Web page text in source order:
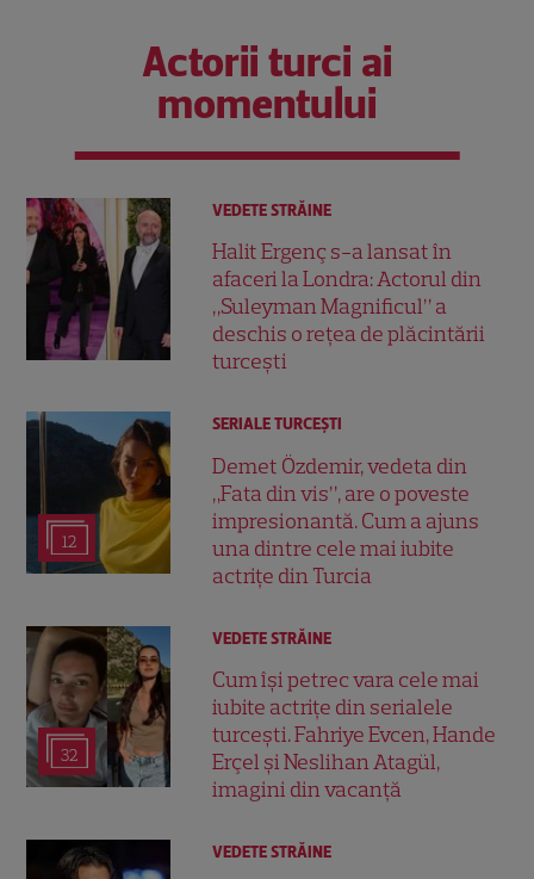
Actorii turci ai
momentului
VEDETE STRĂINE
Halit Ergenç s-a lansat în
afaceri la Londra: Actorul din
„Suleyman Magnificul” a
deschis o rețea de plăcintării
turcești
12
SERIALE TURCEŞTI
Demet Özdemir, vedeta din
„Fata din vis”, are o poveste
impresionantă. Cum a ajuns
una dintre cele mai iubite
actrițe din Turcia
32
VEDETE STRĂINE
Cum își petrec vara cele mai
iubite actrițe din serialele
turcești. Fahriye Evcen, Hande
Erçel și Neslihan Atagül,
imagini din vacanță
VEDETE STRĂINE